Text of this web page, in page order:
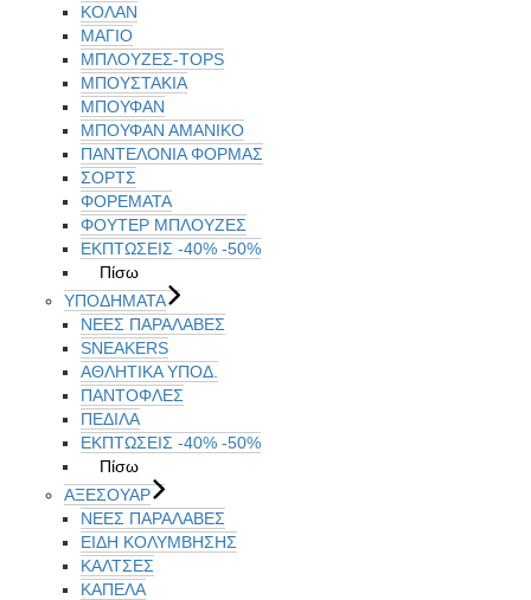
ΚΟΛΑΝ
ΜΑΓΙΟ
ΜΠΛΟΥΖΕΣ-TOPS
ΜΠΟΥΣΤΑΚΙΑ
ΜΠΟΥΦΑΝ
ΜΠΟΥΦΑΝ ΑΜΑΝΙΚΟ
ΠΑΝΤΕΛΟΝΙΑ ΦΟΡΜΑΣ
ΣΟΡΤΣ
ΦΟΡΕΜΑΤΑ
ΦΟΥΤΕΡ ΜΠΛΟΥΖΕΣ
ΕΚΠΤΏΣΕΙΣ -40% -50%
Πίσω
ΥΠΟΔΗΜΑΤΑ
ΝΕΕΣ ΠΑΡΑΛΑΒΕΣ
SNEAKERS
ΑΘΛΗΤΙΚΑ ΥΠΟΔ.
ΠΑΝΤΟΦΛΕΣ
ΠΕΔΙΛΑ
ΕΚΠΤΏΣΕΙΣ -40% -50%
Πίσω
ΑΞΕΣΟΥΑΡ
ΝΕΕΣ ΠΑΡΑΛΑΒΕΣ
ΕΙΔΗ ΚΟΛΥΜΒΗΣΗΣ
ΚΑΛΤΣΕΣ
ΚΑΠΕΛΑ